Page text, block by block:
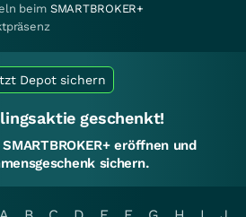
beim SMARTBROKER+
Depot sichern
geschenkt!
eröffnen und
sichern.